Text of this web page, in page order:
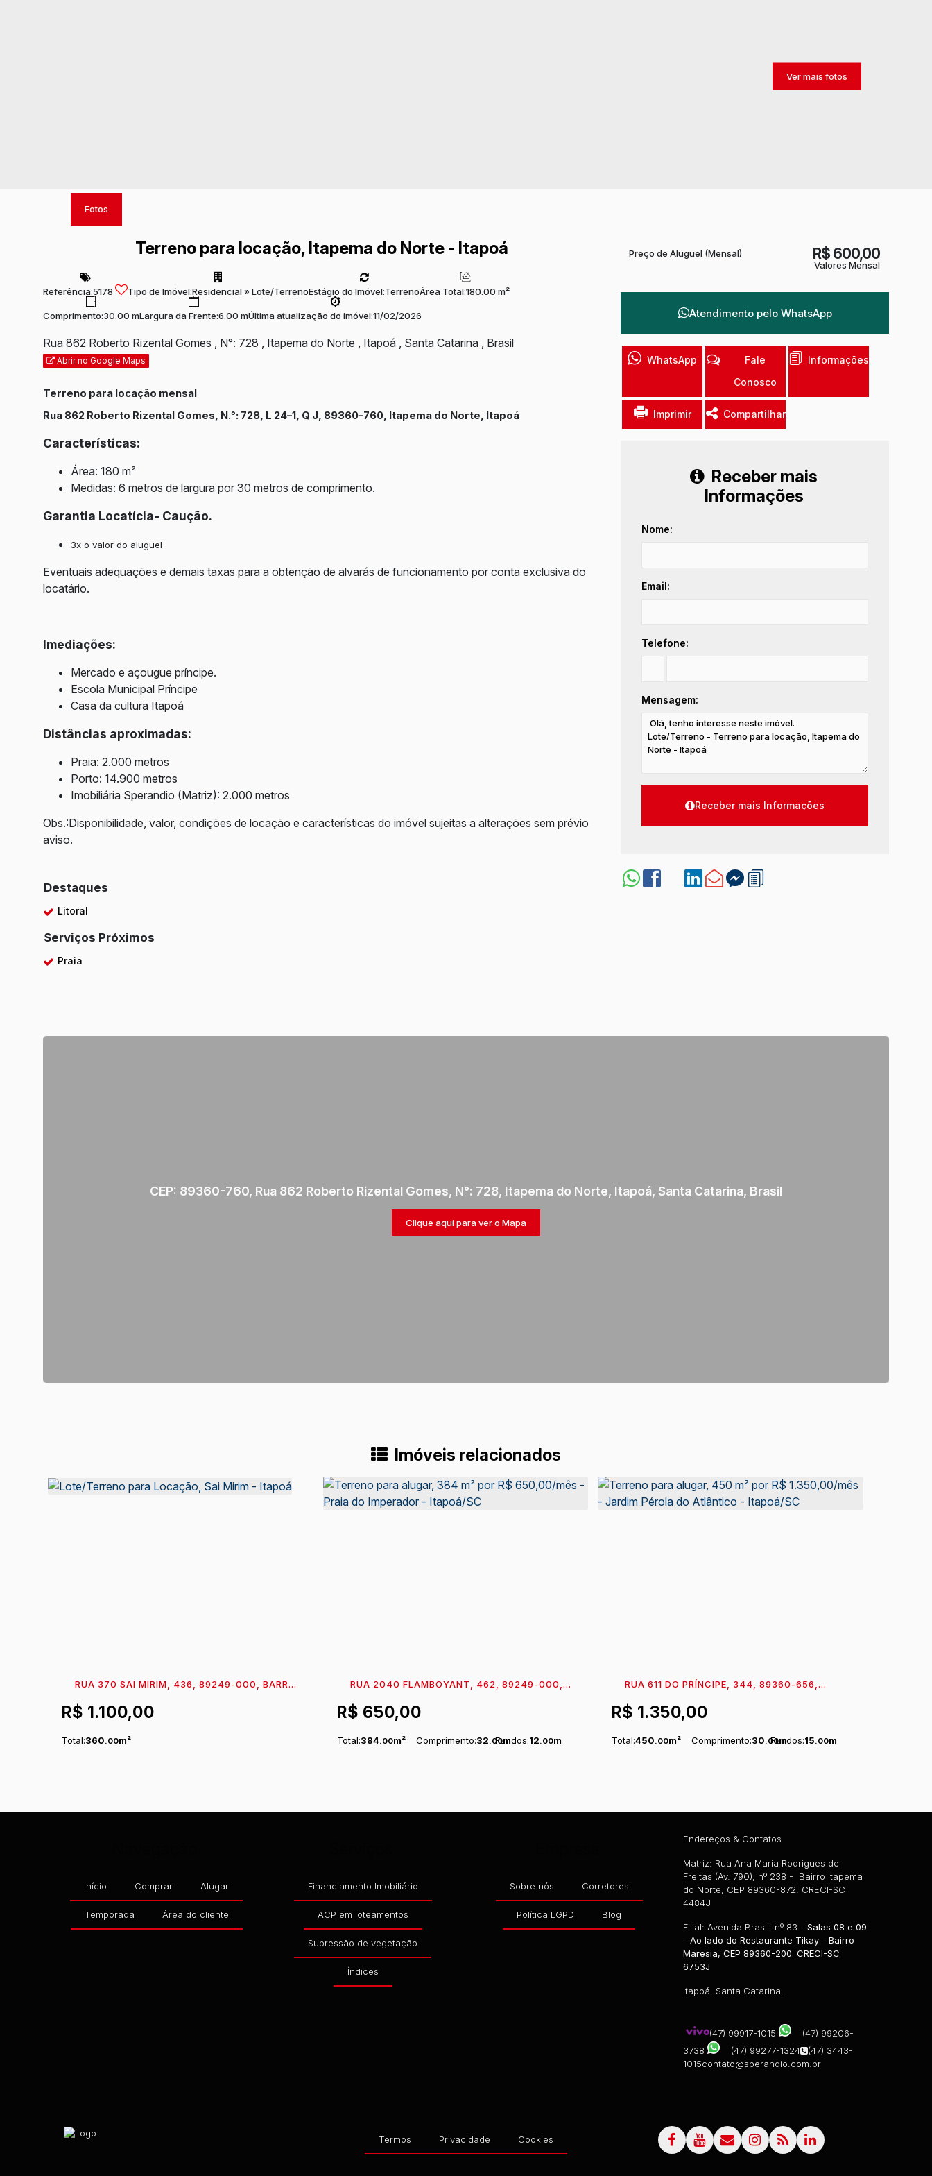
Fotos
Terreno para locação, Itapema do Norte - Itapoá
Referência:5178 Tipo de Imóvel:Residencial» Lote/TerrenoEstágio do Imóvel:TerrenoÁrea Total:180.00 m²
Comprimento:30.00 mLargura da Frente:6.00 mÚltima atualização do imóvel:11/02/2026
Rua 862 Roberto Rizental Gomes , N°: 728 , Itapema do Norte , Itapoá , Santa Catarina , Brasil
Abrir no Google Maps
Terreno para locação mensal
Rua 862 Roberto Rizental Gomes, N.°: 728, L 24–1, Q J, 89360-760, Itapema do Norte, Itapoá
Características:
Área: 180 m²
Medidas: 6 metros de largura por 30 metros de comprimento.
Garantia Locatícia- Caução.
3x o valor do aluguel
Eventuais adequações e demais taxas para a obtenção de alvarás de funcionamento por conta exclusiva do
locatário.
Imediações:
Mercado e açougue príncipe.
Escola Municipal Príncipe
Casa da cultura Itapoá
Distâncias aproximadas:
Praia: 2.000 metros
Porto: 14.900 metros
Imobiliária Sperandio (Matriz): 2.000 metros
Obs.:Disponibilidade, valor, condições de locação e características do imóvel sujeitas a alterações sem prévio
aviso.
Destaques
Litoral
Serviços Próximos
Praia
R$ 600,00
Preço de Aluguel (Mensal)
Valores Mensal
Atendimento pelo WhatsApp
WhatsApp
Fale
Conosco
Informações
Imprimir Compartilhar
Receber mais
Informações
Nome:
Email:
Telefone:
Mensagem:
CEP: 89360-760, Rua 862 Roberto Rizental Gomes, N°: 728, Itapema do Norte, Itapoá, Santa Catarina, Brasil
Clique aqui para ver o Mapa
Imóveis relacionados
R$ 1.100,00
RUA 370 SAI MIRIM, 436, 89249-000, BARRA
Total:360.00m²
R$ 650,00
RUA 2040 FLAMBOYANT, 462, 89249-000,
BRASIL
Total:384.00m² Comprimento:32.00m
Fundos:12.00m
R$ 1.350,00
RUA 611 DO PRÍNCIPE, 344, 89360-656,
BRASIL
Total:450.00m² Comprimento:30.00m
Fundos:15.00m
Início Comprar Alugar
Temporada Área do cliente
Financiamento Imobiliário
ACP em loteamentos
Supressão de vegetação
Índices
Sobre nós Corretores
Política LGPD Blog
Endereços & Contatos
Matriz: Rua Ana Maria Rodrigues de
Freitas (Av. 790), nº 238 - Bairro Itapema
do Norte, CEP 89360-872. CRECI-SC
4484J
Filial: Avenida Brasil, nº 83 - Salas 08 e 09
- Ao lado do Restaurante Tikay - Bairro
Maresia, CEP 89360-200. CRECI-SC
6753J
Itapoá, Santa Catarina.
(47) 99917-1015
(47) 99206-
3738
(47) 99277-1324
(47) 3443-
1015contato@sperandio.com.br
Termos Privacidade Cookies